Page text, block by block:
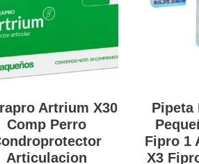
Artrium X30
Comp Perro
Articulacion
Pipeta
Fipro 1
X3